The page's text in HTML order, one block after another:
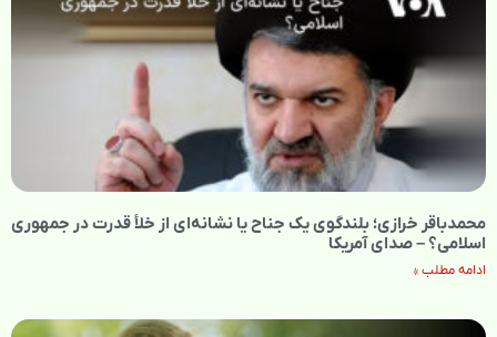
محمدباقر خرازی؛ بلندگوی یک جناح یا نشانه‌ای از خلأ قدرت در جمهوری
اسلامی؟ – صدای آمریکا
ادامه مطلب »